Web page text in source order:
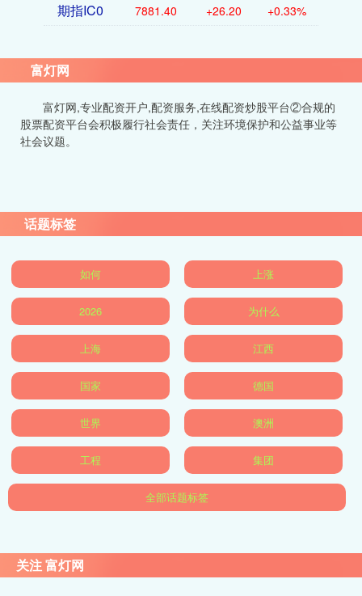
期指IC0 7881.40 +26.20 +0.33%
富灯网
富灯网,专业配资开户,配资服务,在线配资炒股平台②合规的
股票配资平台会积极履行社会责任，关注环境保护和公益事业等
社会议题。
话题标签
如何 上涨
2026 为什么
上海 江西
国家 德国
世界 澳洲
工程 集团
全部话题标签
关注 富灯网